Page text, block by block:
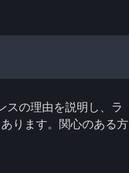
スの理由を説明し、ラ
ります。関心のある方